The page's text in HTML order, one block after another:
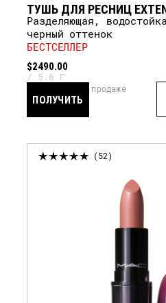
ТУШЬ ДЛЯ РЕСНИЦ
Разделяющая, водостойкая, интенсивный
черный оттенок
БЕСТСЕЛЛЕР
$2490.00
5.6 Г
ПОЛУЧИТЬ
скоро в продаже
52